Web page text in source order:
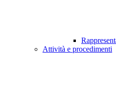
Attività e procedimenti